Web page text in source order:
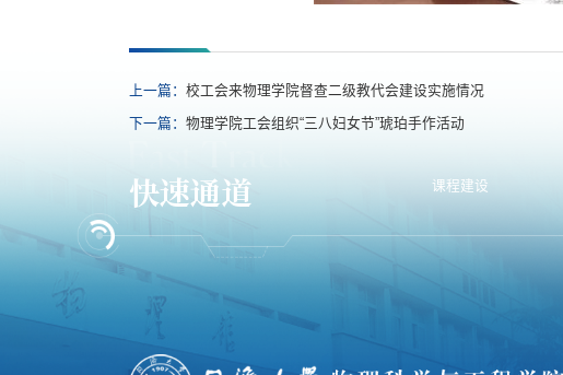
上一篇：校工会来物理学院督查二级教代会建设实施情况
下一篇：物理学院工会组织“三八妇女节”琥珀手作活动
快速通道 课程建设